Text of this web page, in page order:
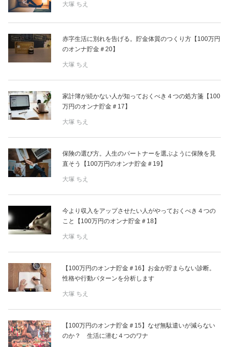
ココロ/カラダ
トラベル
カルチャー/エンタメ
占い
性と愛
ゲーム
大塚 ちえ
赤字生活に別れを告げる。貯金体質のつくり方【100万円
のオンナ貯金＃20】
大塚 ちえ
家計簿が続かない人が知っておくべき４つの処方箋【100
万円のオンナ貯金＃17】
大塚 ちえ
保険の選び方。人生のパートナーを選ぶように保険を見
直そう【100万円のオンナ貯金＃19】
大塚 ちえ
今より収入をアップさせたい人がやっておくべき４つの
こと【100万円のオンナ貯金＃18】
大塚 ちえ
【100万円のオンナ貯金＃16】お金が貯まらない診断。
性格や行動パターンを分析します
大塚 ちえ
【100万円のオンナ貯金＃15】なぜ無駄遣いが減らない
のか？ 生活に潜む４つのワナ